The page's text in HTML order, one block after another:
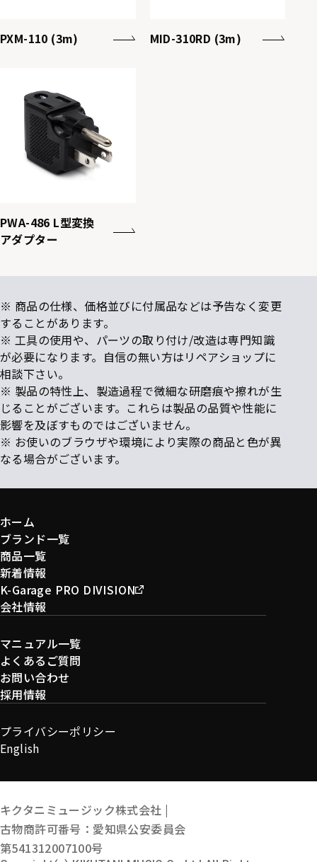
PXM-110 (3m) MID-310RD (3m)
PWA-486 L型変換
アダプター
※ 商品の仕様、価格並びに付属品などは予告なく変更
することがあります。
※ 工具の使用や、パーツの取り付け/改造は専門知識
が必要になります。自信の無い方はリペアショップに
相談下さい。
※ 製品の特性上、製造過程で微細な研磨痕や擦れが生
じることがございます。これらは製品の品質や性能に
影響を及ぼすものではございません。
※ お使いのブラウザや環境により実際の商品と色が異
なる場合がございます。
ホーム
ブランド一覧
商品一覧
新着情報
K-Garage PRO DIVISION
会社情報
マニュアル一覧
よくあるご質問
お問い合わせ
採用情報
プライバシーポリシー
English
キクタニミュージック株式会社 |
古物商許可番号：愛知県公安委員会
第541312007100号